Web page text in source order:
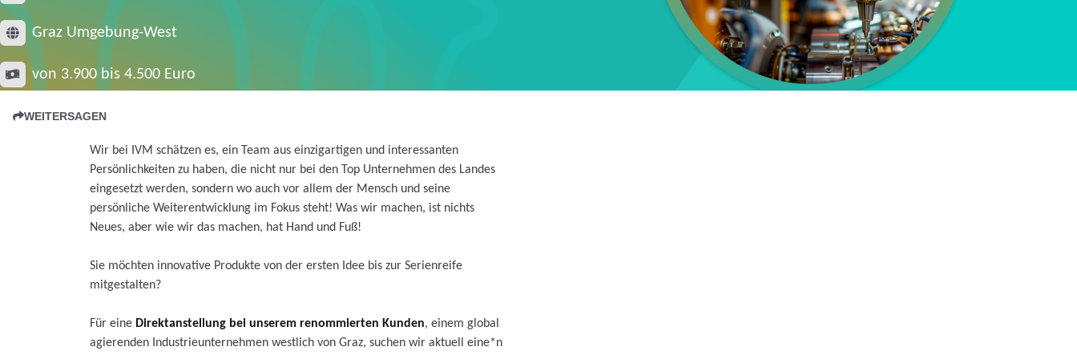
Graz Umgebung-West
von 3.900 bis 4.500 Euro
WEITERSAGEN
Wir bei IVM schätzen es, ein Team aus einzigartigen und interessanten
Persönlichkeiten zu haben, die nicht nur bei den Top Unternehmen des Landes
eingesetzt werden, sondern wo auch vor allem der Mensch und seine
persönliche Weiterentwicklung im Fokus steht! Was wir machen, ist nichts
Neues, aber wie wir das machen, hat Hand und Fuß!
Sie möchten innovative Produkte von der ersten Idee bis zur Serienreife
mitgestalten?
Für eine Direktanstellung bei unserem renommierten Kunden, einem global
agierenden Industrieunternehmen westlich von Graz, suchen wir aktuell eine*n